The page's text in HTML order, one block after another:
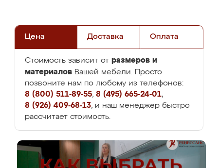
Цена Доставка Оплата
Стоимость зависит от размеров и
материалов Вашей мебели. Просто
позвоните нам по любому из телефонов:
8 (800) 511-89-55, 8 (495) 665-24-01,
8 (926) 409-68-13, и наш менеджер быстро
рассчитает стоимость.